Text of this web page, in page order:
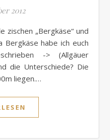
2012
Bergkäse habe ich euch
-> (Allgäuer
die Unterschiede? Die
liegen.…